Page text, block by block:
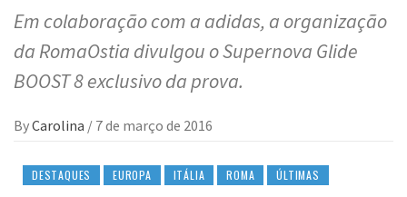
Em colaboração com a adidas, a organização
da RomaOstia divulgou o Supernova Glide
BOOST 8 exclusivo da prova.
ByCarolina / 7 de março de 2016
DESTAQUES EUROPA ITÁLIA ROMA ÚLTIMAS